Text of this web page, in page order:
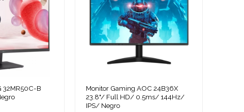
32MR50C-B
Monitor Gaming AOC 24B36X
23.8"/ Full HD/ 0.5ms/ 144Hz/
IPS/ Negro